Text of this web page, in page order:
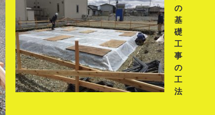
の
基
礎
工
事
の
工
法